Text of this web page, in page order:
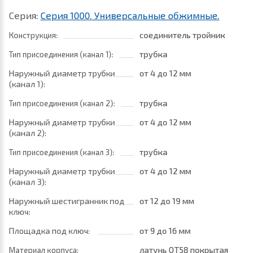
Серия: Серия 1000. Универсальные обжимные.
Конструкция: соединитель тройник
Тип присоединения (канал 1):
трубка
Наружный диаметр трубки
(канал 1):
от 4 до 12 мм
Тип присоединения (канал 2):
трубка
Наружный диаметр трубки
(канал 2):
от 4 до 12 мм
Тип присоединения (канал 3):
трубка
Наружный диаметр трубки
(канал 3):
от 4 до 12 мм
Наружный шестигранник под
ключ:
от 12 до 19 мм
Площадка под ключ: от 9 до 16 мм
Материал корпуса:
латунь ОТ58 покрытая